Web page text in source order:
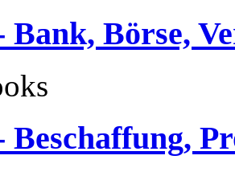
Börse,
Beschaffung,